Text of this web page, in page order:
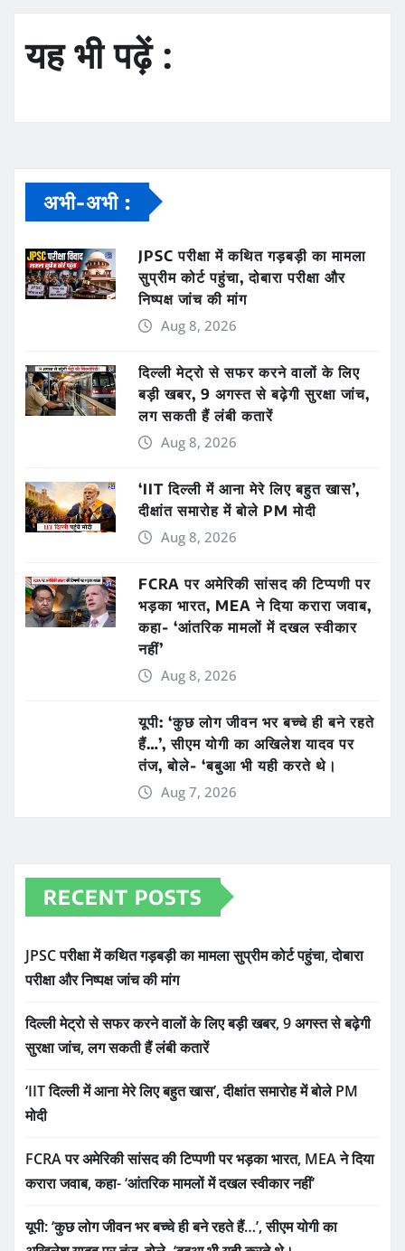
यह भी पढ़ें :
अभी-अभी :
JPSC परीक्षा में कथित गड़बड़ी का मामला
सुप्रीम कोर्ट पहुंचा, दोबारा परीक्षा और
निष्पक्ष जांच की मांग
Aug 8, 2026
दिल्ली मेट्रो से सफर करने वालों के लिए
बड़ी खबर, 9 अगस्त से बढ़ेगी सुरक्षा जांच,
लग सकती हैं लंबी कतारें
Aug 8, 2026
‘IIT दिल्ली में आना मेरे लिए बहुत खास’,
दीक्षांत समारोह में बोले PM मोदी
Aug 8, 2026
FCRA पर अमेरिकी सांसद की टिप्पणी पर
भड़का भारत, MEA ने दिया करारा जवाब,
कहा- ‘आंतरिक मामलों में दखल स्वीकार
नहीं’
Aug 8, 2026
यूपी: ‘कुछ लोग जीवन भर बच्चे ही बने रहते
हैं…’, सीएम योगी का अखिलेश यादव पर
तंज, बोले- ‘बबुआ भी यही करते थे।
Aug 7, 2026
RECENT POSTS
JPSC परीक्षा में कथित गड़बड़ी का मामला सुप्रीम कोर्ट पहुंचा, दोबारा
परीक्षा और निष्पक्ष जांच की मांग
दिल्ली मेट्रो से सफर करने वालों के लिए बड़ी खबर, 9 अगस्त से बढ़ेगी
सुरक्षा जांच, लग सकती हैं लंबी कतारें
‘IIT दिल्ली में आना मेरे लिए बहुत खास’, दीक्षांत समारोह में बोले PM
मोदी
FCRA पर अमेरिकी सांसद की टिप्पणी पर भड़का भारत, MEA ने दिया
करारा जवाब, कहा- ‘आंतरिक मामलों में दखल स्वीकार नहीं’
यूपी: ‘कुछ लोग जीवन भर बच्चे ही बने रहते हैं…’, सीएम योगी का